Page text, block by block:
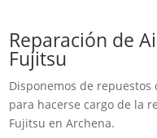
Reparación de
Fujitsu
Disponemos de repuestos
para hacerse cargo de la
Fujitsu en Archena.